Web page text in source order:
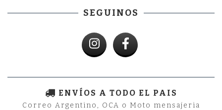
SEGUINOS
ENVÍOS A TODO EL PAIS
Correo Argentino, OCA o Moto mensajeria